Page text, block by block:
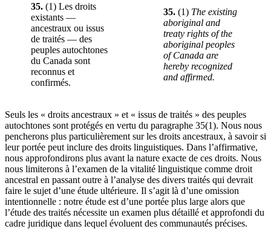
35. (1) Les droits
existants —
ancestraux ou issus
de traités — des
peuples autochtones
du Canada sont
reconnus et
confirmés.
35. (1) The existing
aboriginal and
treaty rights of the
aboriginal peoples
of Canada are
hereby recognized
and affirmed.
Seuls les « droits ancestraux » et « issus de traités » des peuples
autochtones sont protégés en vertu du paragraphe 35(1). Nous nous
pencherons plus particulièrement sur les droits ancestraux, à savoir si
leur portée peut inclure des droits linguistiques. Dans l’affirmative,
nous approfondirons plus avant la nature exacte de ces droits. Nous
nous limiterons à l’examen de la vitalité linguistique comme droit
ancestral en passant outre à l’analyse des divers traités qui devrait
faire le sujet d’une étude ultérieure. Il s’agit là d’une omission
intentionnelle : notre étude est d’une portée plus large alors que
l’étude des traités nécessite un examen plus détaillé et approfondi du
cadre juridique dans lequel évoluent des communautés précises.